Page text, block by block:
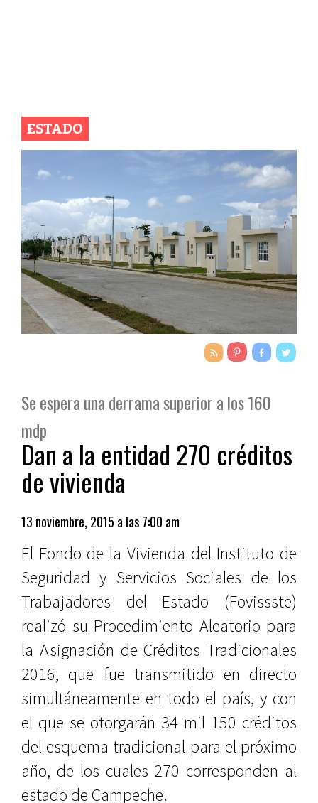
ESTADO
Se espera una derrama superior a los 160
mdp
Dan a la entidad 270 créditos
de vivienda
13 noviembre, 2015 a las 7:00 am
El Fondo de la Vivienda del Instituto de
Seguridad y Servicios Sociales de los
Trabajadores del Estado (Fovissste)
realizó su Procedimiento Aleatorio para
la Asignación de Créditos Tradicionales
2016, que fue transmitido en directo
simultáneamente en todo el país, y con
el que se otorgarán 34 mil 150 créditos
del esquema tradicional para el próximo
año, de los cuales 270 corresponden al
estado de Campeche.